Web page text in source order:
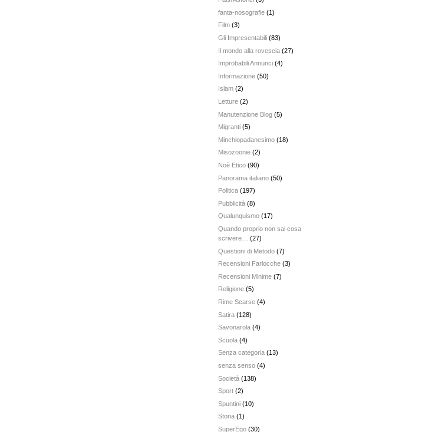
fanta-nosografie (1)
Film (3)
Gli Impresentabili (83)
Il mondo alla rovescia (27)
Improbabili Annunci (4)
Informazione (50)
Islam (2)
Letture (2)
Manutenzione Blog (5)
Migranti (5)
Minchiopadanesimo (18)
Misozoonie (2)
Noè Etico (90)
Panorama italiano (50)
Politica (197)
Pubblicità (8)
Qualunquismo (17)
Quando proprio non sai cosa
scrivere…
(27)
Questioni di Metodo (7)
Recensioni Farlocche (3)
Recensioni Minime (7)
Religione (5)
Rime Scarse (4)
Satira (128)
Savonarola (4)
Scuola (4)
Senza categoria (13)
senza senso (4)
Società (138)
Sport (2)
Spuntini (10)
Storia (1)
SuperEgo (30)